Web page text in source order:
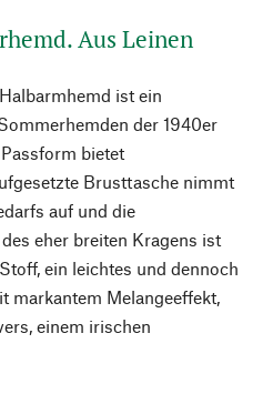
Aus Leinen
ist ein
der 1940er
bietet
Brusttasche nimmt
auf und die
eher breiten Kragens ist
ein leichtes und dennoch
markantem Melangeeffekt,
einem irischen